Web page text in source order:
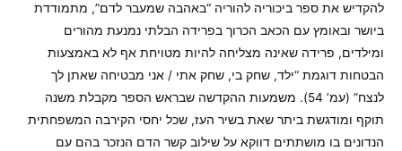
להקדיש את ספר ביכוריה להוריה “באהבה שמעבר לדם”, מתמודדת
ביושר ובאומץ עם הכאב הכרוך בפרידה הבלתי נמנעת מהורים
ומילדים, פרידה שאינה מצליחה להיות מטויחת אף לא באמצעות
הבטחות דוגמת “ילד, שחק בי, שחק אתי / אני מבטיחה שאתן לך
לנצח” (עמ’ 54). משמעות ההקדשה שבראש הספר מקבלת משנה
תוקף ומודגשת ביתר שאת בשיר העז, שכל יחסי הקירבה המשפחתית
הנדונים בו מושתתים דווקא על שילוב קשר הדם הנזכר בהם עם